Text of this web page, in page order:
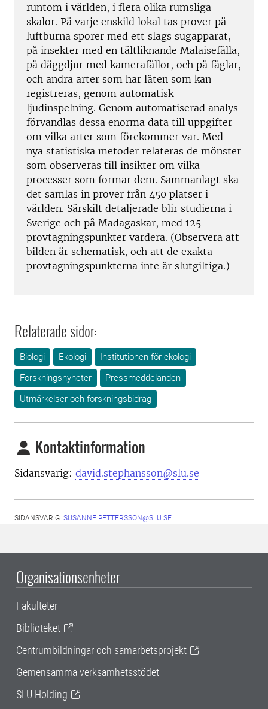
runtom i världen, i flera olika rumsliga
skalor. På varje enskild lokal tas prover på
luftburna sporer med ett slags sugapparat,
på insekter med en tältliknande Malaisefälla,
på däggdjur med kamerafällor, och på fåglar,
och andra arter som har läten som kan
registreras, genom automatisk
ljudinspelning. Genom automatiserad analys
förvandlas dessa enorma data till uppgifter
om vilka arter som förekommer var. Med
nya statistiska metoder relateras de mönster
som observeras till insikter om vilka
processer som formar dem. Sammanlagt ska
det samlas in prover från 450 platser i
världen. Särskilt detaljerade blir studierna i
Sverige och på Madagaskar, med 125
provtagningspunkter vardera. (Observera att
bilden är schematisk, och att de exakta
provtagningspunkterna inte är slutgiltiga.)
Relaterade sidor:
Biologi Ekologi
Institutionen för ekologi
Forskningsnyheter
Pressmeddelanden
Utmärkelser och forskningsbidrag
Kontaktinformation
Sidansvarig: david.stephansson@slu.se
SIDANSVARIG: SUSANNE.PETTERSSON@SLU.SE
Organisationsenheter
Fakulteter
Biblioteket
Centrumbildningar och samarbetsprojekt
Gemensamma verksamhetsstödet
SLU Holding